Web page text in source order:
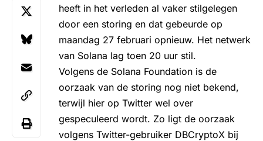
heeft in het verleden al vaker stilgelegen
door een storing en dat gebeurde op
maandag 27 februari opnieuw. Het netwerk
van Solana lag toen 20 uur stil.
Volgens de Solana Foundation is de
oorzaak van de storing nog niet bekend,
terwijl hier op Twitter wel over
gespeculeerd wordt. Zo ligt de oorzaak
volgens Twitter-gebruiker DBCryptoX bij